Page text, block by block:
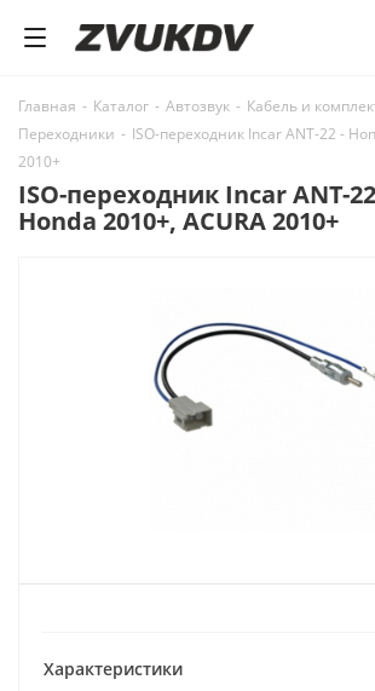
Главная - Каталог - Автозвук - Кабель и
Переходники - ISO-переходник Incar ANT-22 -
2010+
ISO-переходник Incar ANT-
Honda 2010+, ACURA 2010+
Характеристики